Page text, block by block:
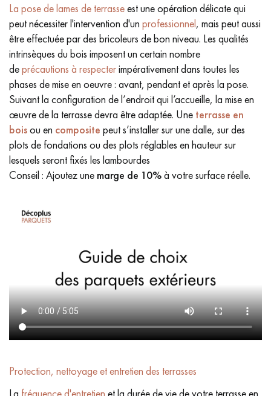
La pose de lames de terrasseest une opération délicate qui
peut nécessiter l'intervention d'un professionnel, mais peut aussi
être effectuée par des bricoleurs de bon niveau. Les qualités
intrinsèques du bois imposent un certain nombre
deprécautions à respecterimpérativement dans toutes les
phases de mise en oeuvre : avant, pendant et après la pose.
Suivant la configuration de l’endroit qui l’accueille, la mise en
œuvre de la terrasse devra être adaptée. Une terrasse en
boisou en composite peut s’installer sur une dalle, sur des
plots de fondations ou des plots réglables en hauteur sur
lesquels seront fixés les lambourdes
Conseil : Ajoutez une marge de 10%à votre surface réelle.
Protection, nettoyage et entretien des terrasses
La fréquence d'entretien et la durée de vie de votre terrasse en